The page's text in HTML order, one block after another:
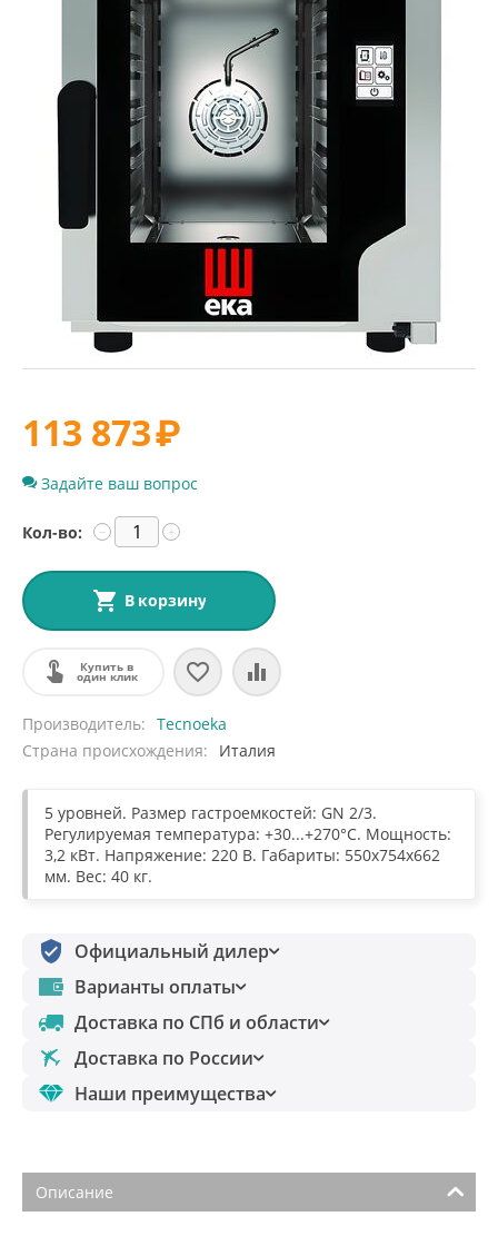
113 873₽
Задайте ваш вопрос
Кол-во: +
−
В корзину
Купить в
один клик
Производитель
Tecnoeka
Страна происхождения
Италия
5 уровней. Размер гастроемкостей: GN 2/3.
Регулируемая температура: +30...+270°С. Мощность:
3,2 кВт. Напряжение: 220 В. Габариты: 550х754х662
мм. Вес: 40 кг.
Официальный дилер
Варианты оплаты
Доставка по СПб и области
Доставка по России
Наши преимущества
Описание